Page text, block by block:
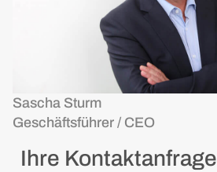
Sascha Sturm
Geschäftsführer / CEO
Ihre Kontaktanfrage